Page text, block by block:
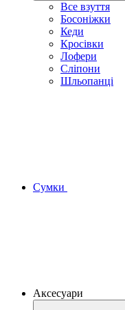
Все взуття
Босоніжки
Кеди
Кросівки
Лофери
Сліпони
Шльопанці
Сумки
Аксесуари